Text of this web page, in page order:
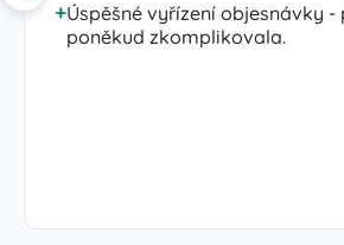
Úspěšné vyřízení objesnávky
poněkud zkomplikovala.